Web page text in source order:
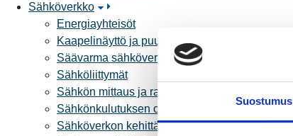
Suostumus
Sähköverkko
Energiayhteisöt
Kaapelinäyttö ja puunkaatoapu
Säävarma sähköverkko
Sähköliittymät
Sähkön mittaus ja raportointi
Sähkönkulutuksen ohjaus kiinteistössä
Sähköverkon kehittämissuunnitelma